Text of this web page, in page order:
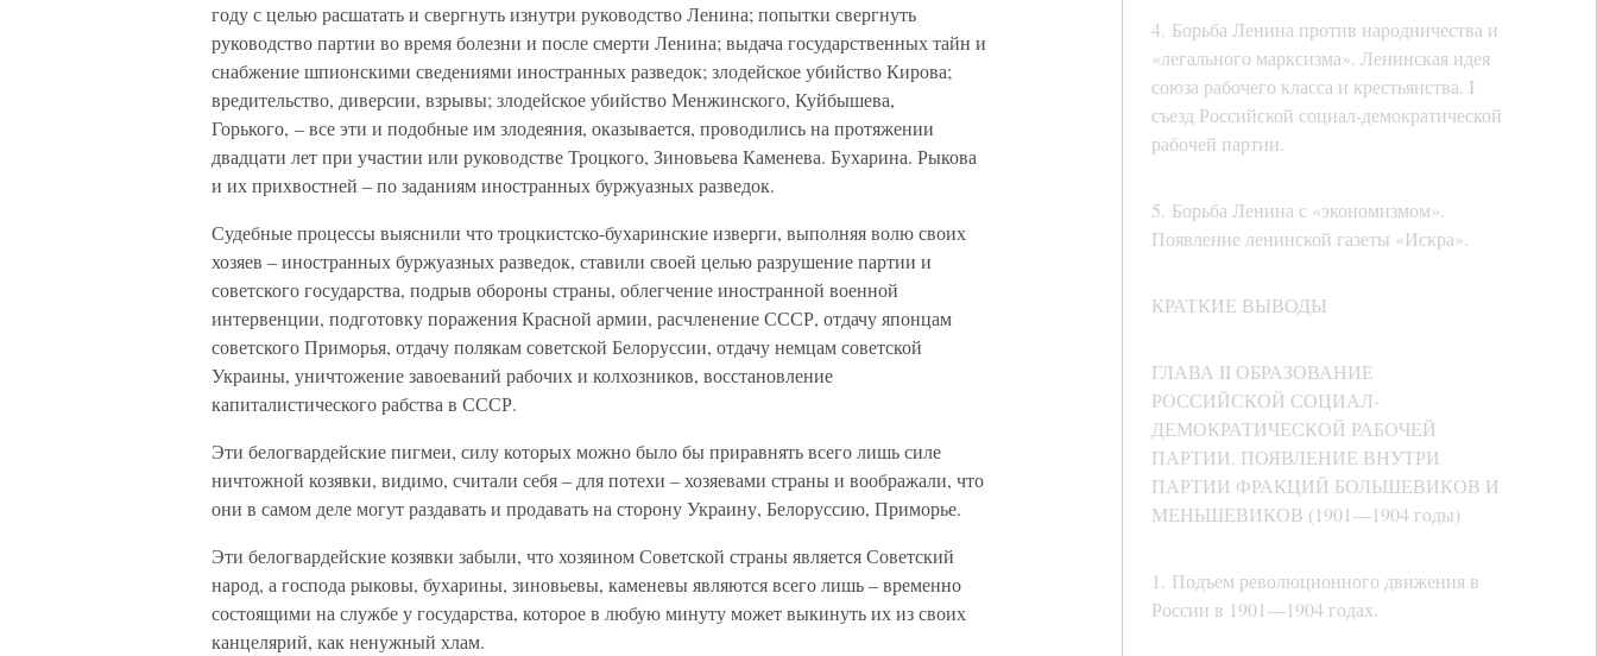
4. Борьба Ленина против народничества и
«легального марксизма». Ленинская идея
союза рабочего класса и крестьянства. I
съезд Российской социал-демократической
рабочей партии.
5. Борьба Ленина с «экономизмом».
Появление ленинской газеты «Искра».
КРАТКИЕ ВЫВОДЫ
ГЛАВА II ОБРАЗОВАНИЕ
РОССИЙСКОЙ СОЦИАЛ-
ДЕМОКРАТИЧЕСКОЙ РАБОЧЕЙ
ПАРТИИ. ПОЯВЛЕНИЕ ВНУТРИ
ПАРТИИ ФРАКЦИЙ БОЛЬШЕВИКОВ И
МЕНЬШЕВИКОВ (1901—1904 годы)
1. Подъем революционного движения в
России в 1901—1904 годах.
году с целью расшатать и свергнуть изнутри руководство Ленина; попытки свергнуть
руководство партии во время болезни и после смерти Ленина; выдача государственных тайн и
снабжение шпионскими сведениями иностранных разведок; злодейское убийство Кирова;
вредительство, диверсии, взрывы; злодейское убийство Менжинского, Куйбышева,
Горького, – все эти и подобные им злодеяния, оказывается, проводились на протяжении
двадцати лет при участии или руководстве Троцкого, Зиновьева Каменева. Бухарина. Рыкова
и их прихвостней – по заданиям иностранных буржуазных разведок.
Судебные процессы выяснили что троцкистско-бухаринские изверги, выполняя волю своих
хозяев – иностранных буржуазных разведок, ставили своей целью разрушение партии и
советского государства, подрыв обороны страны, облегчение иностранной военной
интервенции, подготовку поражения Красной армии, расчленение СССР, отдачу японцам
советского Приморья, отдачу полякам советской Белоруссии, отдачу немцам советской
Украины, уничтожение завоеваний рабочих и колхозников, восстановление
капиталистического рабства в СССР.
Эти белогвардейские пигмеи, силу которых можно было бы приравнять всего лишь силе
ничтожной козявки, видимо, считали себя – для потехи – хозяевами страны и воображали, что
они в самом деле могут раздавать и продавать на сторону Украину, Белоруссию, Приморье.
Эти белогвардейские козявки забыли, что хозяином Советской страны является Советский
народ, а господа рыковы, бухарины, зиновьевы, каменевы являются всего лишь – временно
состоящими на службе у государства, которое в любую минуту может выкинуть их из своих
канцелярий, как ненужный хлам.